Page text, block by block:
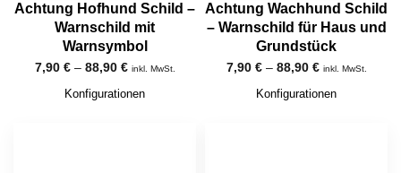
Achtung Hofhund Schild –
Warnschild mit
Warnsymbol
7,90 €– 88,90 € inkl. MwSt.
Konfigurationen
Achtung Wachhund Schild
– Warnschild für Haus und
Grundstück
7,90 €– 88,90 € inkl. MwSt.
Konfigurationen